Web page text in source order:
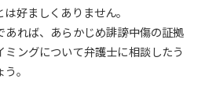
好ましくありません。
れば、あらかじめ誹謗中傷の証拠
ミングについて弁護士に相談したう
。